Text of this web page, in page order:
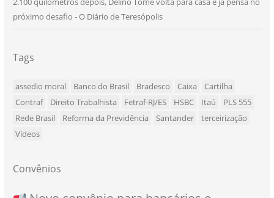
próximo desafio - O Diário de Teresópolis
Tags
assedio moral Banco do Brasil Bradesco Caixa
Cartilha
Contraf
Direito Trabalhista Fetraf-RJ/ES HSBC Itaú
PLS 555
Rede Brasil
Reforma da Previdência Santander
terceirização
Vídeos
Convênios